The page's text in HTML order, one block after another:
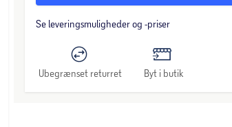
Se leveringsmuligheder og -priser
Ubegrænset returret Byt i butik